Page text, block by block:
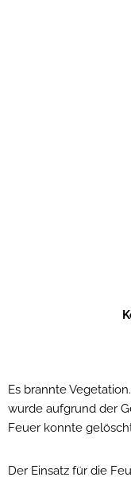
Es brannte
wurde aufgrund der
Feuer konnte
Der Einsatz für die